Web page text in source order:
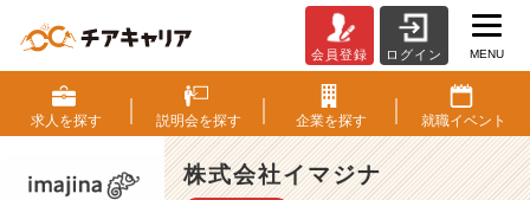
ラ
ン
デ
ィ
ン
会員登録 ログイン MENU
求人を探す 説明会を探す 企業を探す 就職イベント
株式会社イマジナ